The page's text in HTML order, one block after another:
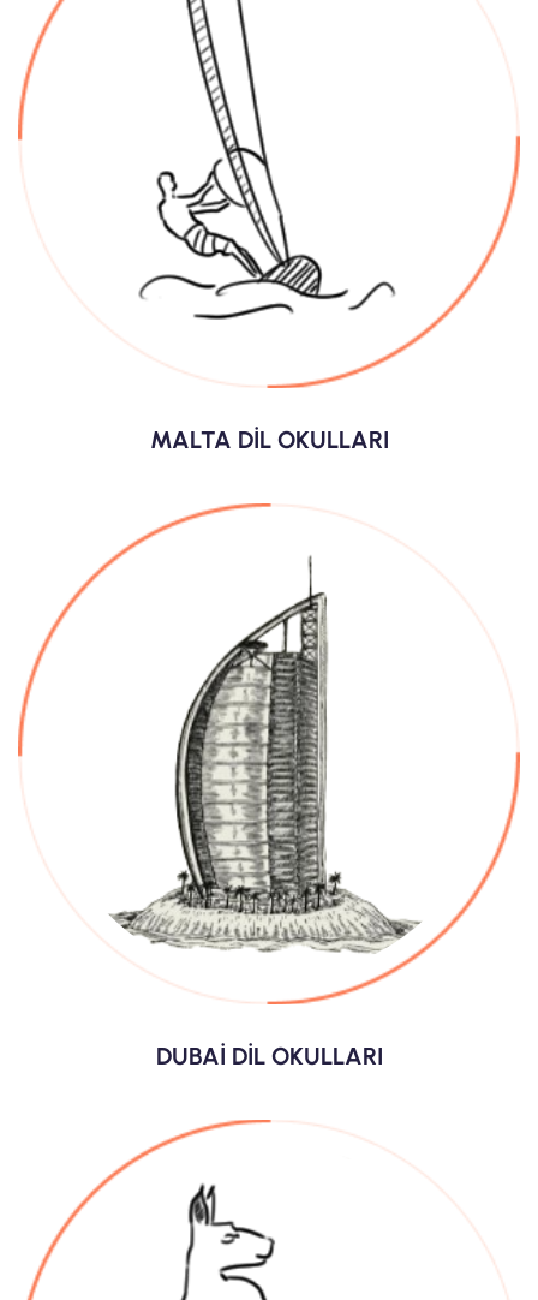
MALTA DİL OKULLARI
DUBAİ DİL OKULLARI